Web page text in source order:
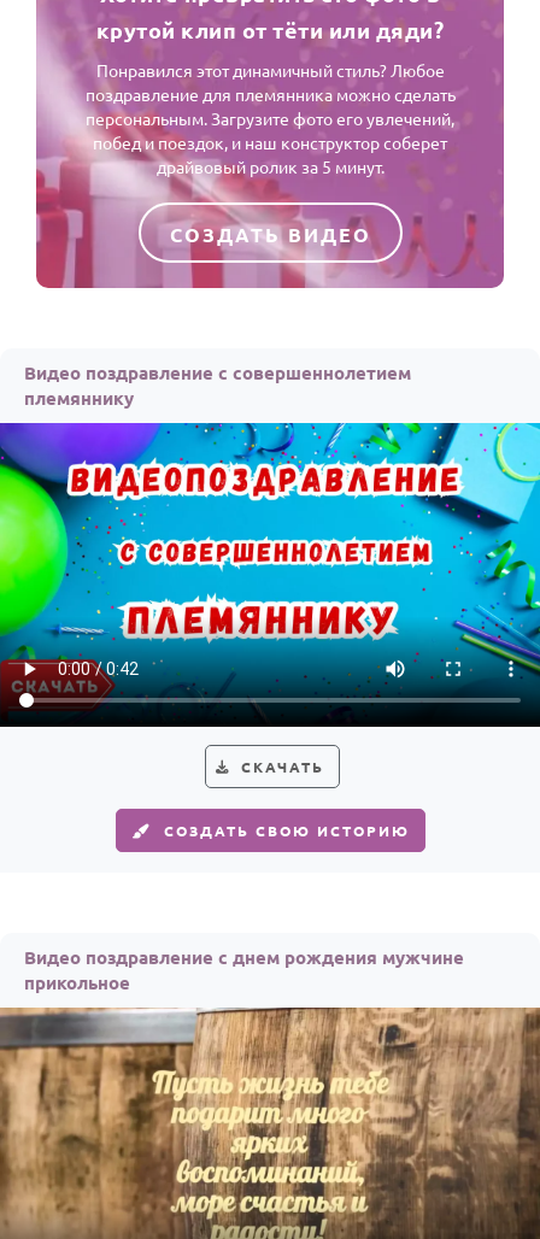
крутой клип от тёти или дяди?
Понравился этот динамичный стиль? Любое
поздравление для племянника можно сделать
персональным. Загрузите фото его увлечений,
побед и поездок, и наш конструктор соберет
драйвовый ролик за 5 минут.
СОЗДАТЬ ВИДЕО
Видео поздравление с совершеннолетием
племяннику
СКАЧАТЬ
СОЗДАТЬ СВОЮ ИСТОРИЮ
Видео поздравление с днем рождения мужчине
прикольное